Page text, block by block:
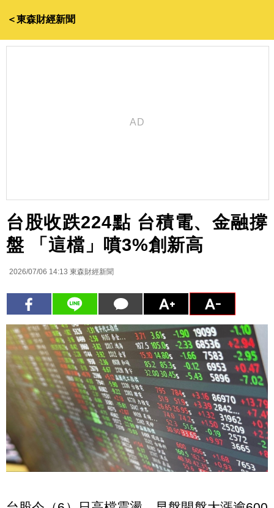
＜東森財經新聞
台股收跌224點 台積電、金融撐
盤 「這檔」噴3%創新高
2026/07/06 14:13 東森財經新聞